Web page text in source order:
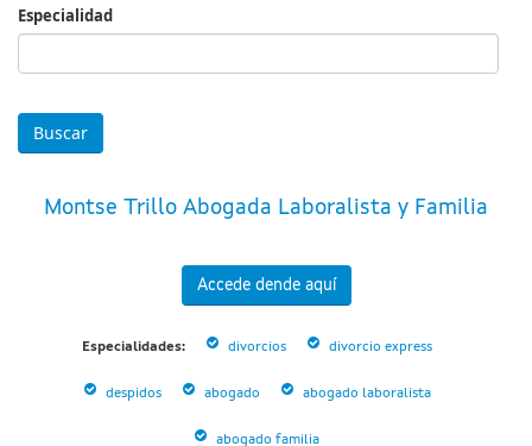
Especialidad
Montse Trillo Abogada Laboralista y Familia
Accede dende aquí
Especialidades: divorcios divorcio express
despidos abogado abogado laboralista
abogado familia